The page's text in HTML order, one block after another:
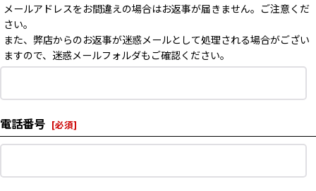
メールアドレスをお間違えの場合はお返事が届きません。ご注意くだ
さい。
また、弊店からのお返事が迷惑メールとして処理される場合がござい
ますので、迷惑メールフォルダもご確認ください。
電話番号 [必須]